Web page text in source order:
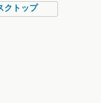
クトップ